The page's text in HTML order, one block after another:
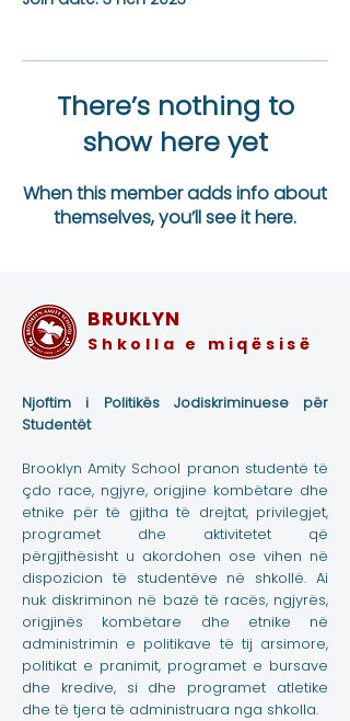
There’s nothing to
show here yet
When this member adds info about
themselves, you’ll see it here.
BRUKLYN
Shkolla e miqësisë
Njoftim i Politikës Jodiskriminuese për
Studentët
Brooklyn Amity School pranon studentë të
çdo race, ngjyre, origjine kombëtare dhe
etnike për të gjitha të drejtat, privilegjet,
programet dhe aktivitetet që
përgjithësisht u akordohen ose vihen në
dispozicion të studentëve në shkollë. Ai
nuk diskriminon në bazë të racës, ngjyrës,
origjinës kombëtare dhe etnike në
administrimin e politikave të tij arsimore,
politikat e pranimit, programet e bursave
dhe kredive, si dhe programet atletike
dhe të tjera të administruara nga shkolla.